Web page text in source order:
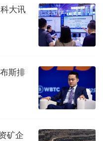
大讯
斯排
矿企